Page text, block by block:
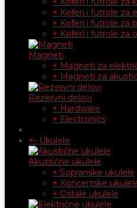
+ Koferi i futrole za
+ Koferi i futrole za
+ Koferi i futrole za
Magneti
+ Magneti za
+ Magneti za
Rezervni delovi
+ Hardware
+ Electronics
+- Ukulele
Akustične ukulele
+ Sopranske ukulele
+ Koncertske
+ Ostale ukulele